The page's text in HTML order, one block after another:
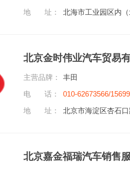
地 址：
北海市工业园区内
北京金时伟业汽车贸易
主营品牌：
丰田
电 话：
010-62673566/
地 址：
北京市海淀区杏石
北京嘉金福瑞汽车销售